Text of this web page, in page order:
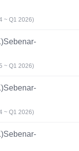
~ Q1 2026)
~ Q1 2026)
~ Q1 2026)